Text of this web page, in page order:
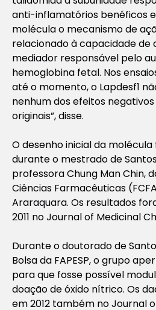
anti-inflamatórios benéficos
molécula o mecanismo de
relacionado à capacidade de
mediador responsável pelo
hemoglobina fetal. Nos
até o momento, o Lapdesf1
nenhum dos efeitos
originais”, disse.
O desenho inicial da
durante o mestrado de
professora Chung Man Chin,
Ciências Farmacêuticas
Araraquara. Os resultados
2011 no Journal of Medicinal
Durante o doutorado de
Bolsa da FAPESP, o grupo
para que fosse possível
doação de óxido nítrico. Os
em 2012 também no Journal